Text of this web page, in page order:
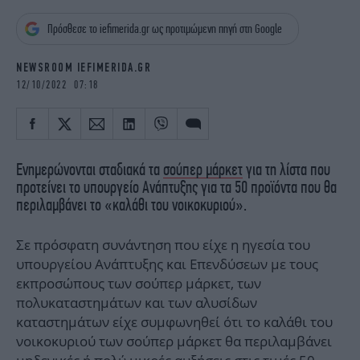
OSCARS
THE OCEAN
Πρόσθεσε το iefimerida.gr ως προτιμώμενη πηγή στη Google
NEWSROOM IEFIMERIDA.GR
12/10/2022 07:18
Ενημερώνονται σταδιακά τα σούπερ μάρκετγια τη λίστα που
προτείνει το υπουργείο Ανάπτυξης για τα 50 προϊόντα που θα
περιλαμβάνει το «καλάθι του νοικοκυριού».
Σε πρόσφατη συνάντηση που είχε η ηγεσία του
υπουργείου Ανάπτυξης και Επενδύσεων με τους
εκπροσώπους των σούπερ μάρκετ, των
πολυκαταστημάτων και των αλυσίδων
καταστημάτων είχε συμφωνηθεί ότι το καλάθι του
νοικοκυριού των σούπερ μάρκετ θα περιλαμβάνει